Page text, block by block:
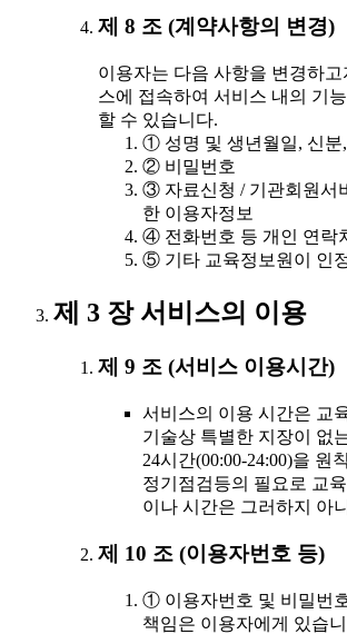
제 8 조 (계약사항의 변경)
이용자는 다음 사항을 변경하고
스에 접속하여 서비스 내의 기
할 수 있습니다.
① 성명 및 생년월일, 신분
② 비밀번호
③ 자료신청 / 기관회원서
한 이용자정보
④ 전화번호 등 개인 연락
⑤ 기타 교육정보원이 인
제 3 장 서비스의 이용
제 9 조 (서비스 이용시간)
서비스의 이용 시간은 교
기술상 특별한 지장이 없
24시간(00:00-24:00)을 원
정기점검등의 필요로 교
이나 시간은 그러하지 아
제 10 조 (이용자번호 등)
① 이용자번호 및 비밀번
책임은 이용자에게 있습